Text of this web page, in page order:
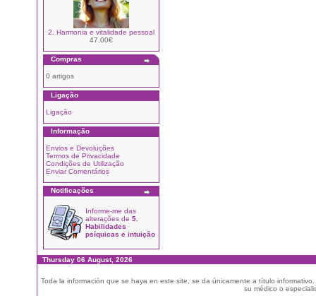
2. Harmonia e vitalidade pessoal
47.00€
Compras
0 artigos
Ligação
Ligação
Informação
Envios e Devoluções
Termos de Privacidade
Condições de Utilização
Enviar Comentários
Notificações
Informe-me das
alterações de 5.
Habilidades
psíquicas e intuição
Thursday 06 August, 2026
Toda la información que se haya en este site, se da únicamente a título
su médico o